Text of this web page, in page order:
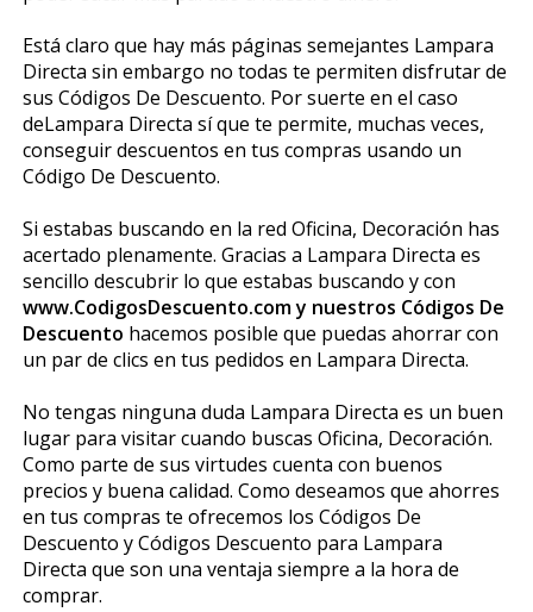
Está claro que hay más páginas semejantes Lampara
Directa sin embargo no todas te permiten disfrutar de
sus Códigos De Descuento. Por suerte en el caso
deLampara Directa sí que te permite, muchas veces,
conseguir descuentos en tus compras usando un
Código De Descuento.
Si estabas buscando en la red Oficina, Decoración has
acertado plenamente. Gracias a Lampara Directa es
sencillo descubrir lo que estabas buscando y con
www.CodigosDescuento.com y nuestros Códigos De
Descuento hacemos posible que puedas ahorrar con
un par de clics en tus pedidos en Lampara Directa.
No tengas ninguna duda Lampara Directa es un buen
lugar para visitar cuando buscas Oficina, Decoración.
Como parte de sus virtudes cuenta con buenos
precios y buena calidad. Como deseamos que ahorres
en tus compras te ofrecemos los Códigos De
Descuento y Códigos Descuento para Lampara
Directa que son una ventaja siempre a la hora de
comprar.